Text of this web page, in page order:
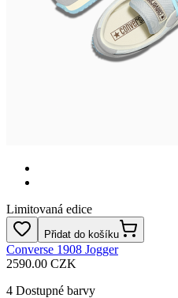
Limitovaná edice
Přidat do košíku
Converse 1908 Jogger
2590.00 CZK
4 Dostupné barvy